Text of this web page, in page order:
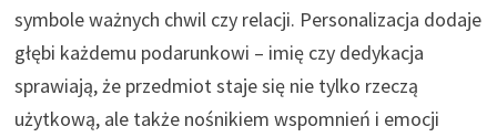
symbole ważnych chwil czy relacji. Personalizacja dodaje
głębi każdemu podarunkowi – imię czy dedykacja
sprawiają, że przedmiot staje się nie tylko rzeczą
użytkową, ale także nośnikiem wspomnień i emocji